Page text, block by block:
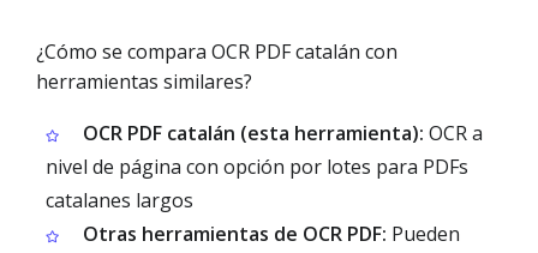
¿Cómo se compara OCR PDF catalán con
herramientas similares?
OCR PDF catalán (esta herramienta): OCR a
nivel de página con opción por lotes para PDFs
catalanes largos
Otras herramientas de OCR PDF: Pueden